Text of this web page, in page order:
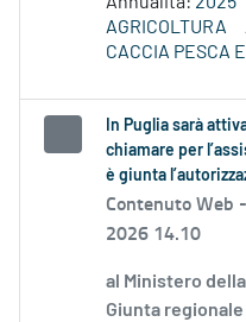
AGRICOLTURA
CACCIA PESCA
In Puglia sarà
chiamare per
è giunta
Contenuto Web -
2026 14.10
al Ministero
Giunta